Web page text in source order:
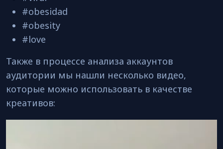
#obesidad
#obesity
#love
Также в процессе анализа аккаунтов
аудитории мы нашли несколько видео,
которые можно использовать в качестве
креативов: